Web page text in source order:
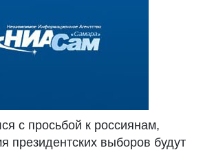
с просьбой к россиянам,
президентских выборов будут